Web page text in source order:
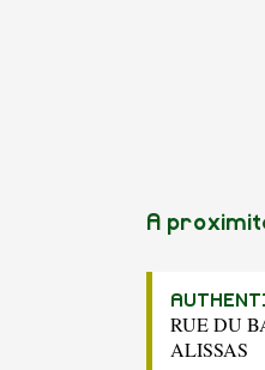
A
RUE DU
ALISSAS